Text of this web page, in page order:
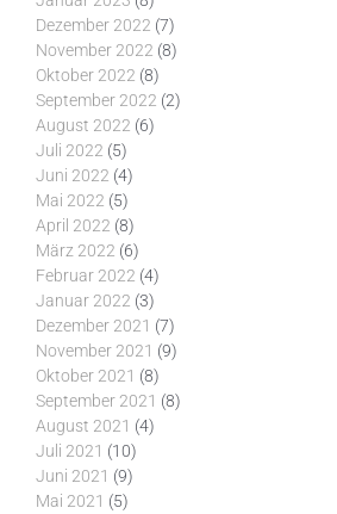
Dezember 2022 (7)
November 2022 (8)
Oktober 2022 (8)
September 2022 (2)
August 2022 (6)
Juli 2022 (5)
Juni 2022 (4)
Mai 2022 (5)
April 2022 (8)
März 2022 (6)
Februar 2022 (4)
Januar 2022 (3)
Dezember 2021 (7)
November 2021 (9)
Oktober 2021 (8)
September 2021 (8)
August 2021 (4)
Juli 2021 (10)
Juni 2021 (9)
Mai 2021 (5)